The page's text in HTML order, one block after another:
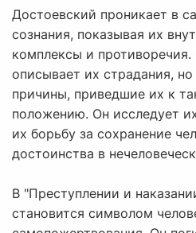
Достоевский проникает в
сознания, показывая их
комплексы и
описывает их страдания,
причины, приведшие их к
положению. Он исследует
их борьбу за сохранение
достоинства в
В "Преступлении и
становится символом